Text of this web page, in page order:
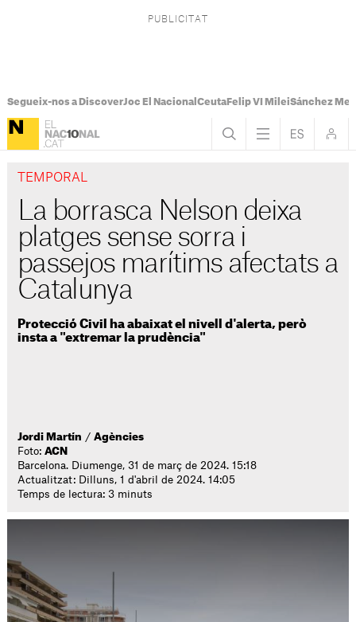
Segueix-nos a DiscoverJoc El Nacional CeutaFelip VI MileiSánchez
TEMPORAL
La borrasca Nelson deixa
platges sense sorra i
passejos marítims afectats a
Catalunya
Protecció Civil ha abaixat el nivell d'alerta, però
insta a "extremar la prudència"
Jordi Martín /Agències
Foto:ACN
Barcelona. Diumenge, 31 de març de 2024. 15:18
Actualitzat: Dilluns, 1 d'abril de 2024. 14:05
Temps de lectura: 3 minuts